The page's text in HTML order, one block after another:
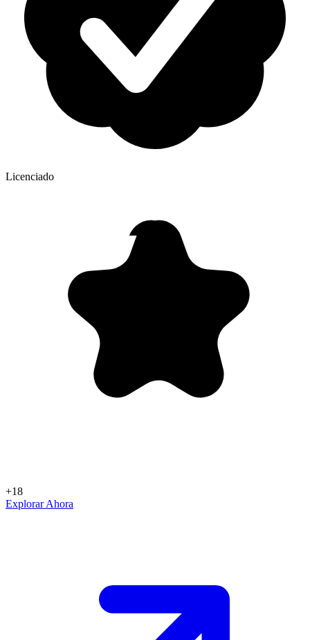
Licenciado
+18
Explorar Ahora